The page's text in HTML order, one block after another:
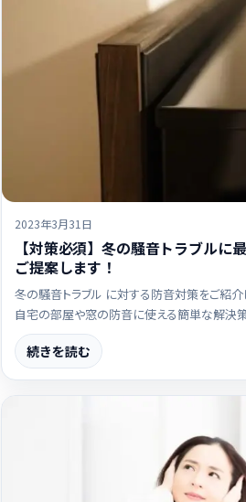
2023年3月31日
【対策必須】冬の騒音トラブルに
ご提案します！
冬の騒音トラブル に対する防音対策をご紹介
自宅の部屋や窓の防音に使える簡単な解決策
続きを読む